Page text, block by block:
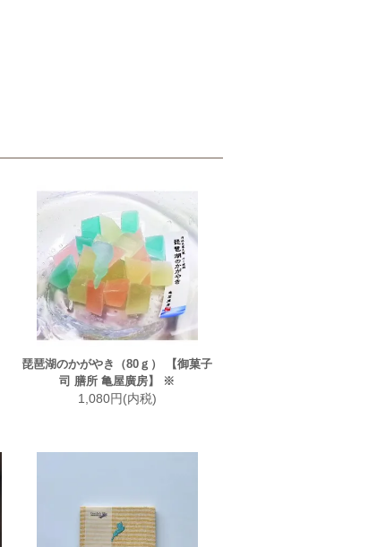
琵琶湖のかがやき（80ｇ） 【御菓子
司 膳所 亀屋廣房】 ※
1,080円(内税)